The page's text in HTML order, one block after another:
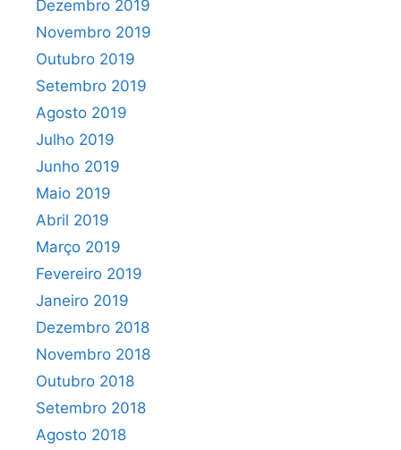
Dezembro 2019
Novembro 2019
Outubro 2019
Setembro 2019
Agosto 2019
Julho 2019
Junho 2019
Maio 2019
Abril 2019
Março 2019
Fevereiro 2019
Janeiro 2019
Dezembro 2018
Novembro 2018
Outubro 2018
Setembro 2018
Agosto 2018